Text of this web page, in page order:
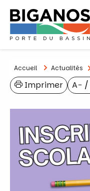
Accueil Actualités
A− /
Imprimer